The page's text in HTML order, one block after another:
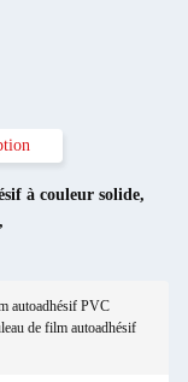
à couleur solide,
,
autoadhésif PVC
de film autoadhésif